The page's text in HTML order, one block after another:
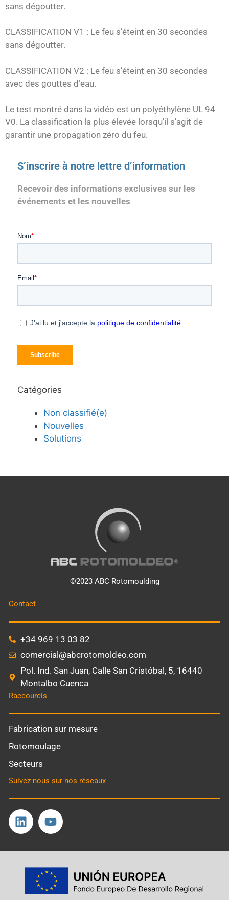
sans dégoutter.
CLASSIFICATION V1 : Le feu s’éteint en 30 secondes
sans dégoutter.
CLASSIFICATION V2 : Le feu s’éteint en 30 secondes
avec des gouttes d’eau.
Le test montré dans la vidéo est un polyéthylène UL 94
V0. La classification la plus élevée lorsqu’il s’agit de
garantir une propagation zéro du feu.
S’inscrire à notre lettre d’information
Recevoir des informations exclusives sur les
événements et les nouvelles
Catégories
Non classifié(e)
Nouvelles
Solutions
©2023 ABC Rotomoulding
Contact
+34 969 13 03 82
comercial@abcrotomoldeo.com
Pol. Ind. San Juan, Calle San Cristóbal, 5, 16440
Montalbo Cuenca
Raccourcis
Fabrication sur mesure
Rotomoulage
Secteurs
Suivez-nous sur nos réseaux